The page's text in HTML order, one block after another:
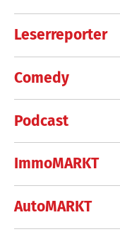
Leserreporter
Comedy
Podcast
ImmoMARKT
AutoMARKT